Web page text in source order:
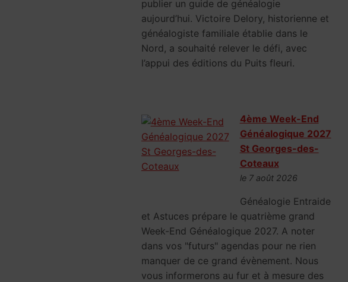
publier un guide de généalogie
aujourd’hui. Victoire Delory, historienne et
généalogiste familiale établie dans le
Nord, a souhaité relever le défi, avec
l’appui des éditions du Puits fleuri.
4ème Week-End
Généalogique 2027
St Georges-des-
Coteaux
le 7 août 2026
Généalogie Entraide
et Astuces prépare le quatrième grand
Week-End Généalogique 2027. A noter
dans vos "futurs" agendas pour ne rien
manquer de ce grand évènement. Nous
vous informerons au fur et à mesure des